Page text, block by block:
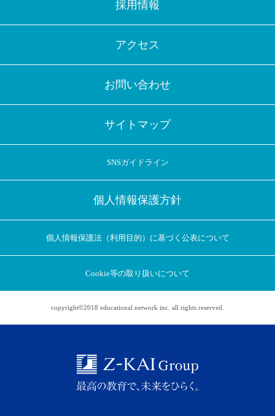
アプリに切り替えてみませんか
アプリ限定のコラムを配信中！
採用情報
アクセス
お問い合わせ
サイトマップ
SNSガイドライン
個人情報保護方針
個人情報保護法（利用目的）に基づく公表について
Cookie等の取り扱いについて
copyright©2018 educational network inc. all rights reserved.